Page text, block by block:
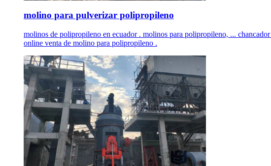
molino para pulverizar polipropileno
molinos de polipropileno en ecuador . molinos para polipropileno, ...
online venta de molino para polipropileno .